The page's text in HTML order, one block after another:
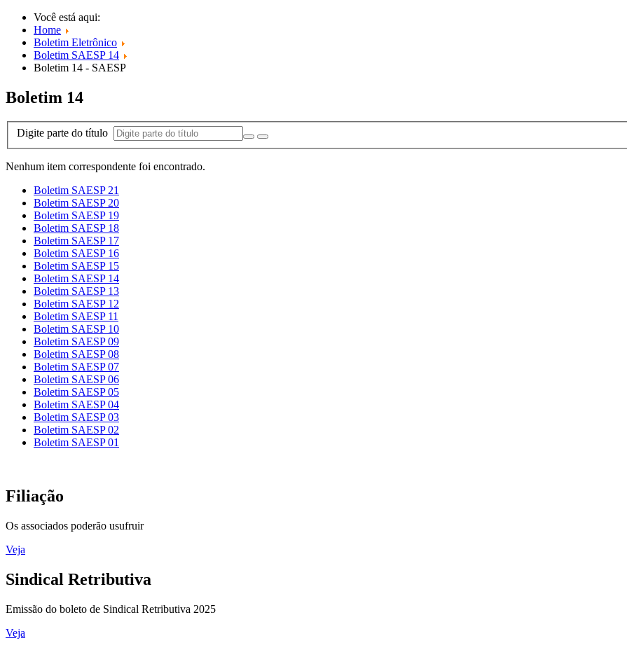
Você está aqui:
Home
Boletim Eletrônico
Boletim SAESP 14
Boletim 14 - SAESP
Boletim 14
Digite parte do título
Nenhum item correspondente foi encontrado.
Boletim SAESP 21
Boletim SAESP 20
Boletim SAESP 19
Boletim SAESP 18
Boletim SAESP 17
Boletim SAESP 16
Boletim SAESP 15
Boletim SAESP 14
Boletim SAESP 13
Boletim SAESP 12
Boletim SAESP 11
Boletim SAESP 10
Boletim SAESP 09
Boletim SAESP 08
Boletim SAESP 07
Boletim SAESP 06
Boletim SAESP 05
Boletim SAESP 04
Boletim SAESP 03
Boletim SAESP 02
Boletim SAESP 01
Filiação
Os associados poderão usufruir
Veja
Sindical Retributiva
Emissão do boleto de Sindical Retributiva 2025
Veja